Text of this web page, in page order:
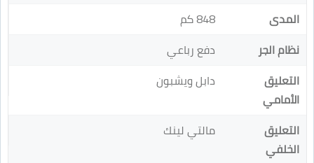
المدى
848 كم
نظام الجر
دفع رباعي
التعليق
الأمامي
دابل ويشبون
التعليق
الخلفي
مالتي لينك